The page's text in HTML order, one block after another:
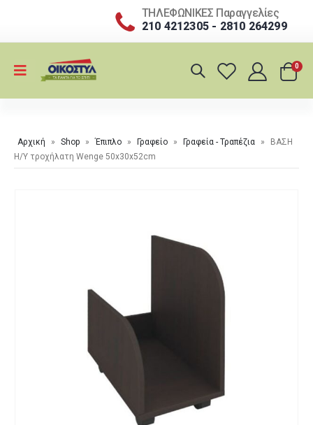
ΤΗΛΕΦΩΝΙΚΕΣ Παραγγελίες
210 4212305 - 2810 264299
0
Αρχική » Shop » Έπιπλο » Γραφείο » Γραφεία - Τραπέζια »
ΒΑΣΗ
Η/Υ τροχήλατη Wenge 50x30x52cm